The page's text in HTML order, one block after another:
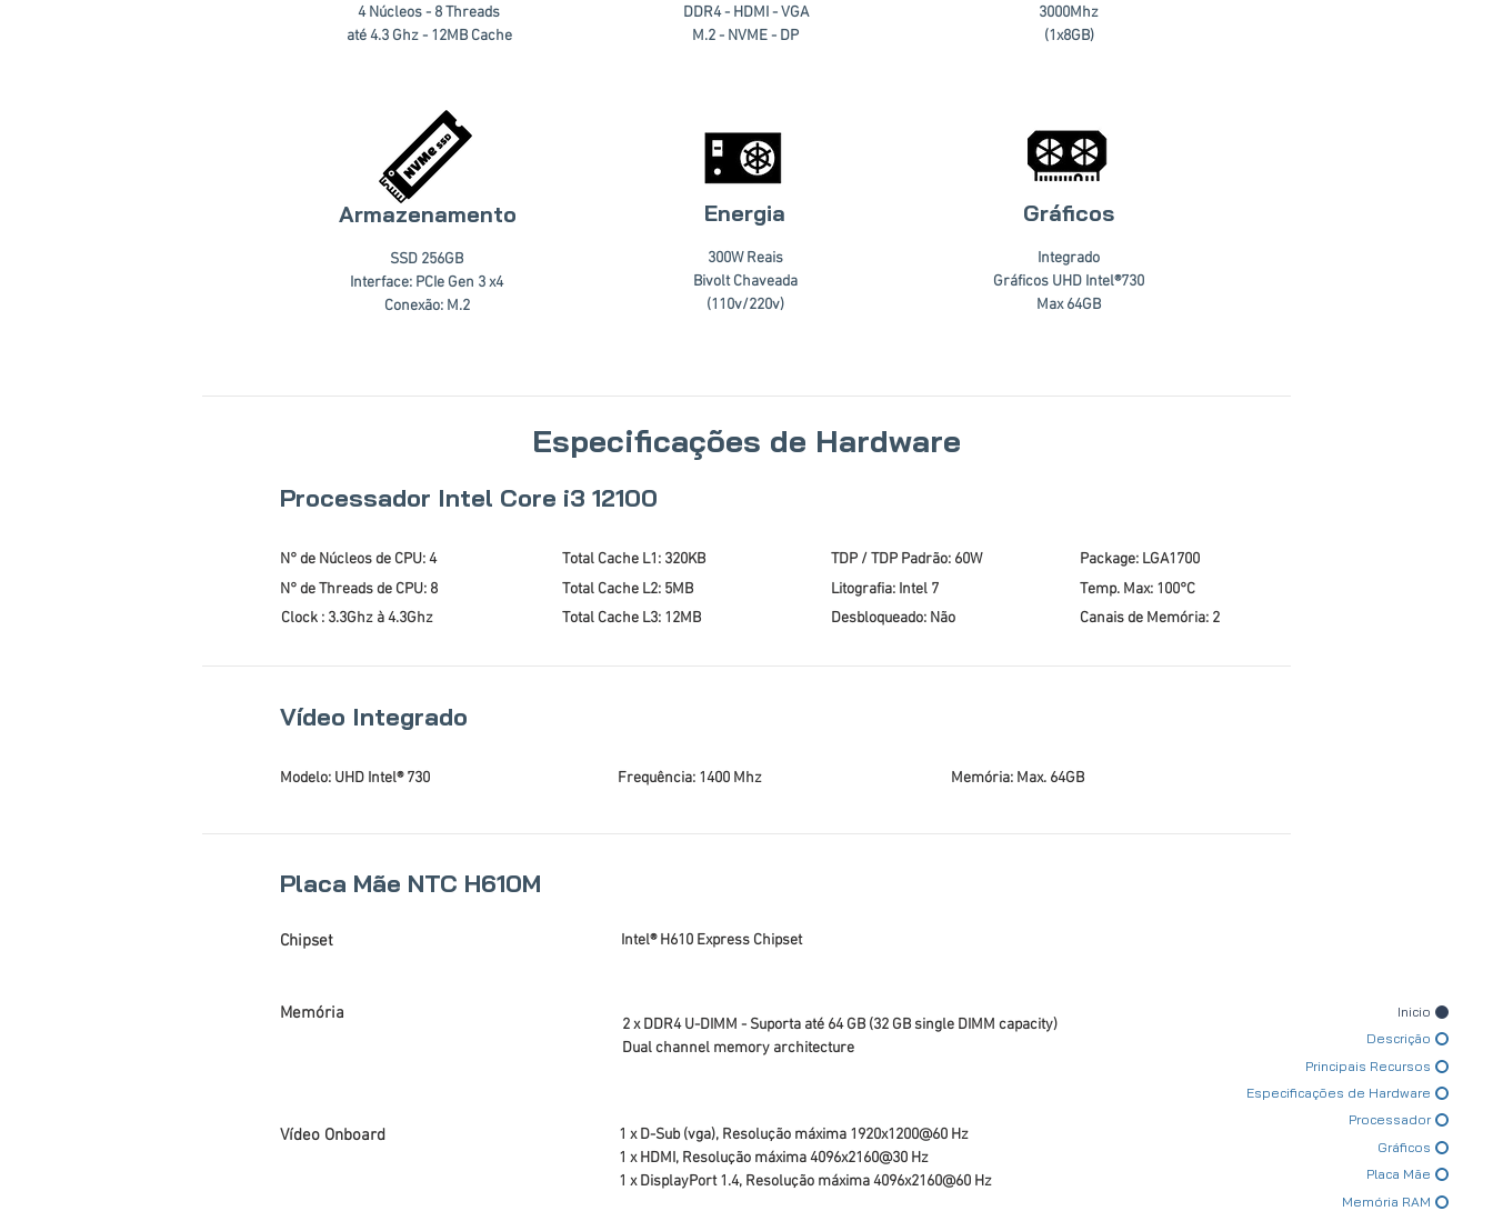
Inicio
Descrição
Principais Recursos
Especificações de Hardware
Processador
Gráficos
Placa Mãe
Memória RAM
3000Mhz
(1x8GB)
4 Núcleos - 8 Threads
até 4.3 Ghz - 12MB Cache
Armazenamento
SSD 256GB
Interface: PCIe Gen 3 x4
Conexão: M.2
DDR4 - HDMI - VGA
M.2 - NVME - DP
Energia
300W Reais
Bivolt Chaveada
(110v/220v)
Gráficos
Integrado
Gráficos UHD Intel®730
Max 64GB
Especificações de Hardware
Processador Intel Core i3 12100
N° de Núcleos de CPU: 4
N° de Threads de CPU: 8
Clock : 3.3Ghz à 4.3Ghz
Total Cache L1: 320KB TDP / TDP Padrão: 60W
Package: LGA1700
Total Cache L2: 5MB
Total Cache L3: 12MB
Litografia: Intel 7
Temp. Max: 100°C
Desbloqueado: Não
Canais de Memória: 2
Vídeo Integrado
Modelo: UHD Intel® 730 Frequência: 1400 Mhz Memória: Max. 64GB
Placa Mãe NTC H610M
Chipset
Memória
Vídeo Onboard
Intel® H610 Express Chipset
2 x DDR4 U-DIMM - Suporta até 64 GB (32 GB single DIMM capacity)
Dual channel memory architecture
1 x D-Sub (vga), Resolução máxima 1920x1200@60 Hz
1 x HDMI, Resolução máxima 4096x2160@30 Hz
1 x DisplayPort 1.4, Resolução máxima 4096x2160@60 Hz